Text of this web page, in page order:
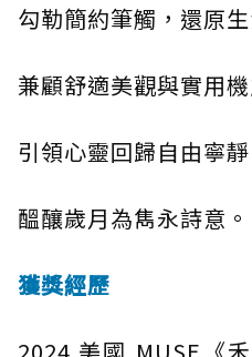
勾勒簡約筆觸，還原生
兼顧舒適美觀與實用機
引領心靈回歸自由寧靜
醞釀歲月為雋永詩意。
獲獎經歷
2024 美國 MUSE《